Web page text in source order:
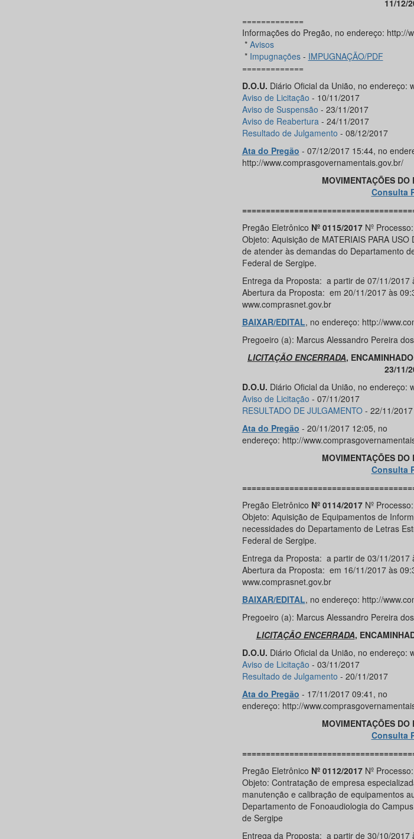
11/12/
=============
Informações do Pregão, no endereço: http://
*Avisos
*Impugnações- IMPUGNAÇÃO/PDF
=============
D.O.U. Diário Oficial da União, no endereço:
Aviso de Licitação - 10/11/2017
Aviso de Suspensão - 23/11/2017
Aviso de Reabertura- 24/11/2017
Resultado de Julgamento - 08/12/2017
Ata do Pregão - 07/12/2017 15:44, no
http://www.comprasgovernamentais.gov.br/
MOVIMENTAÇÕES DO
Consulta
Pregão Eletrônico Nº 0115/2017Nº
Objeto: Aquisição de MATERIAIS PARA
de atender às demandas do Departamento
Federal de Sergipe.
Entrega da Proposta: a partir de 07/11/2017
Abertura da Proposta: em 20/11/2017 às
www.comprasnet.gov.br
BAIXAR/EDITAL, no endereço: http://
Pregoeiro (a): Marcus Alessandro Pereira
LICITAÇÃO ENCERRADA,
23/11/
D.O.U. Diário Oficial da União, no endereço:
Aviso de Licitação - 07/11/2017
RESULTADO DE JULGAMENTO- 22/11/2017
Ata do Pregão - 20/11/2017 12:05, no
endereço: http://
MOVIMENTAÇÕES DO
Consulta
Pregão Eletrônico Nº 0114/2017Nº
Objeto: Aquisição de Equipamentos de
necessidades do Departamento de Letras
Federal de Sergipe.
Entrega da Proposta: a partir de 03/11/2017
Abertura da Proposta: em 16/11/2017 às
www.comprasnet.gov.br
BAIXAR/EDITAL, no endereço: http://
Pregoeiro (a): Marcus Alessandro Pereira
LICITAÇÃO ENCERRADA,
D.O.U. Diário Oficial da União, no endereço:
Aviso de Licitação - 03/11/2017
Resultado de Julgamento - 20/11/2017
Ata do Pregão - 17/11/2017 09:41, no
endereço: http://
MOVIMENTAÇÕES DO
Consulta
Pregão Eletrônico Nº 0112/2017Nº
Objeto: Contratação de empresa
manutenção e calibração de equipamentos
Departamento de Fonoaudiologia do
de Sergipe
Entrega da Proposta: a partir de 30/10/2017